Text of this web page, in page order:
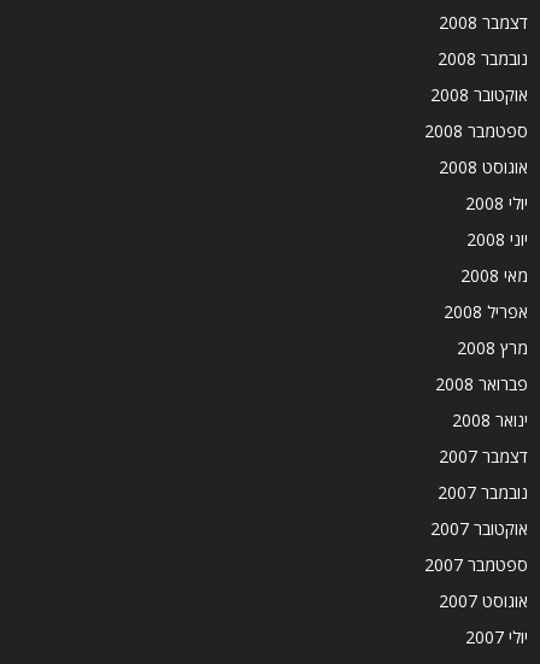
דצמבר 2008
נובמבר 2008
אוקטובר 2008
ספטמבר 2008
אוגוסט 2008
יולי 2008
יוני 2008
מאי 2008
אפריל 2008
מרץ 2008
פברואר 2008
ינואר 2008
דצמבר 2007
נובמבר 2007
אוקטובר 2007
ספטמבר 2007
אוגוסט 2007
יולי 2007